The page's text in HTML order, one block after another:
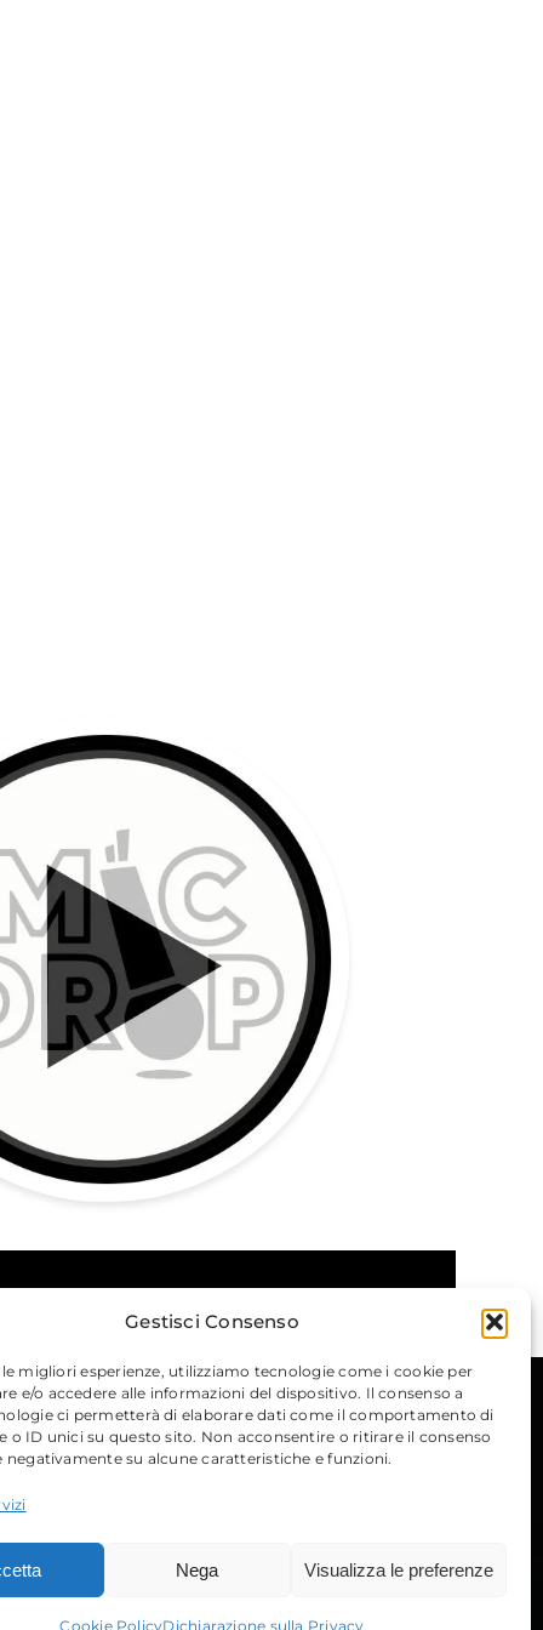
Gestisci Consenso
migliori esperienze, utilizziamo tecnologie come i cookie per
e/o accedere alle informazioni del dispositivo. Il consenso a
ci permetterà di elaborare dati come il comportamento di
o ID unici su questo sito. Non acconsentire o ritirare il consenso
negativamente su alcune caratteristiche e funzioni.
Nega Visualizza le preferenze
Cookie PolicyDichiarazione sulla Privacy